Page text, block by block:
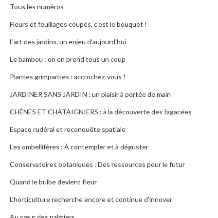
Tous les numéros
Fleurs et feuillages coupés, c'est le bouquet !
L'art des jardins, un enjeu d'aujourd'hui
Le bambou : on en prend tous un coup
Plantes grimpantes : accrochez-vous !
JARDINER SANS JARDIN : un plaisir à portée de main
CHÊNES ET CHÂTAIGNIERS : à la découverte des fagacées
Espace rudéral et reconquête spatiale
Les ombellifères : À contempler et à déguster
Conservatoires botaniques : Des ressources pour le futur
Quand le bulbe devient fleur
L’horticulture recherche encore et continue d'innover